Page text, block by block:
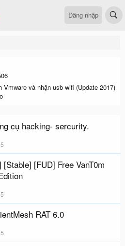
Đăng nhập
Vmware và nhận usb wifi (Update 2017)
cụ hacking- sercurity.
[FUD] Free VanT0m
RAT 6.0